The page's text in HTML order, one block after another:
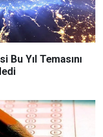
Bu Yıl Temasını